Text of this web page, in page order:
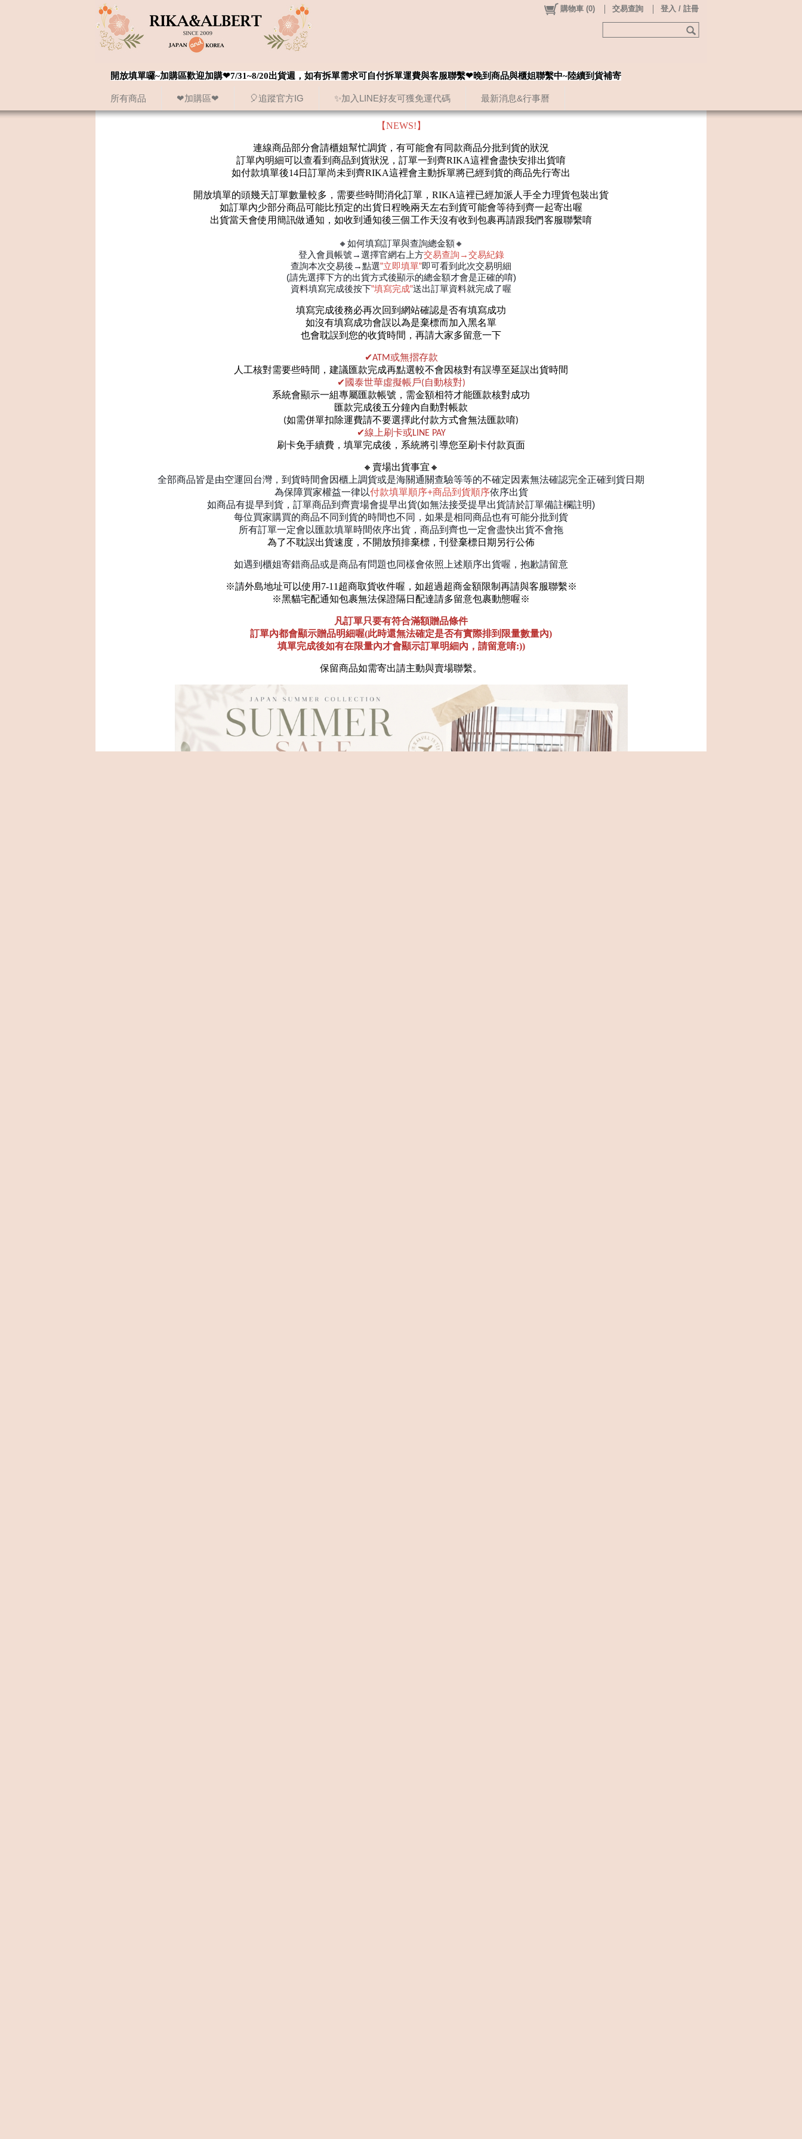
所有商品 ❤加購區❤ 🎈追蹤官方IG ✨加入LINE好友可獲免運代碼 最新消息&行事曆
購物車 (0) 交易查詢 登入 / 註冊
開放填單囉~加購區歡迎加購❤7/31~8/20出貨週，如有拆單需求可自付拆單運費與客服聯繫❤晚到商品與櫃姐聯繫中~陸續到貨補寄